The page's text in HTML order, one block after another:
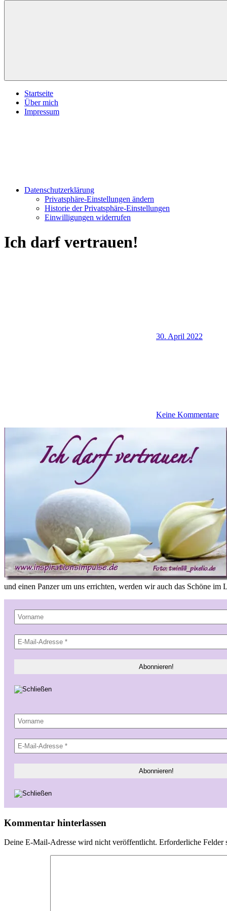
Menü
Startseite
Über mich
Impressum
Datenschutzerklärung
Privatsphäre-Einstellungen ändern
Historie der Privatsphäre-Einstellungen
Einwilligungen widerrufen
Ich darf vertrauen!
30. April 2022
Keine Kommentare
und einen Panzer um uns errichten, werden wir auch das Schöne
Kommentar hinterlassen
Deine E-Mail-Adresse wird nicht veröffentlicht. Erforderliche Felder